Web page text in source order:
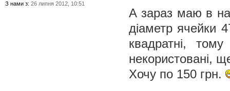
А зараз маю в
діаметр ячейки
квадратні,
некористовані,
Хочу по 150 грн.
З нами з: 26 липня 2012, 10:51